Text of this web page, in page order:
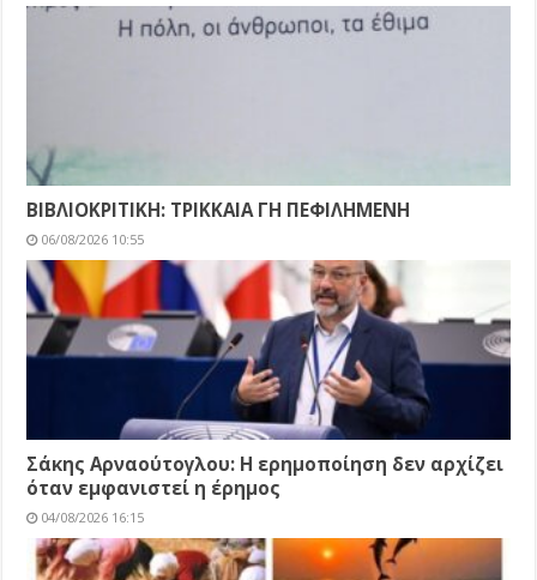
ΒΙΒΛΙΟΚΡΙΤΙΚΗ: ΤΡΙΚΚΑΙΑ ΓΗ ΠΕΦΙΛΗΜΕΝΗ
06/08/2026 10:55
Σάκης Αρναούτογλου: Η ερημοποίηση δεν αρχίζει
όταν εμφανιστεί η έρημος
04/08/2026 16:15